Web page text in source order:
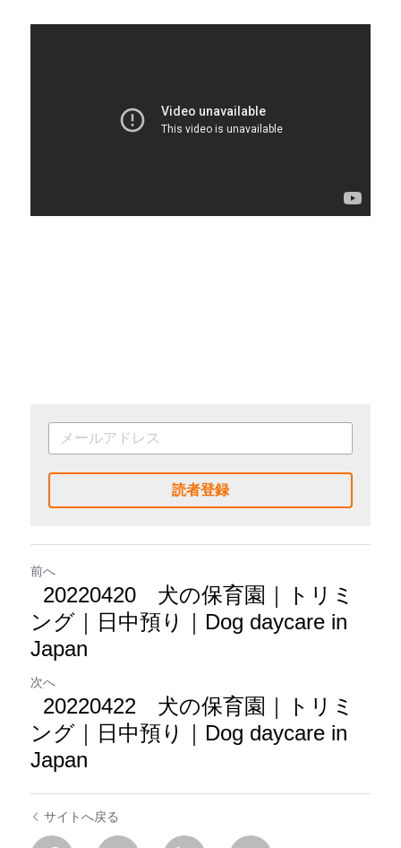
読者登録
前へ
20220420 犬の保育園｜トリミ
ング｜日中預り｜Dog daycare in
Japan
次へ
20220422 犬の保育園｜トリミ
ング｜日中預り｜Dog daycare in
Japan
サイトへ戻る